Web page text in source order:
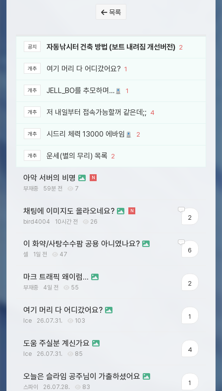
목록
공지 자동낚시터 건축 방법 (보트 내려짐 개선버전) 2
개추 여기 머리 다 어디갔어요? 1
개추 JELL_BO를 추모하며… 1
개추 저 내일부터 접속가능할꺼 같은데;; 4
개추 시드리 체력 13000 에바임 2
개추 운세(별의 무리) 목록 2
아악 서버의 비명 N
부재중 59분 전 7
채팅에 이미지도 올라오네요? N
bird4004 10시간 전 26
2
이 화약/사탕수수팜 공용 아니였나요?
셀 1일 전 47
6
마크 트래픽 왜이럼...
부재중 4일 전 55
2
여기 머리 다 어디갔어요?
Ice 26.07.31. 103
1
도움 주실분 계신가요
Ice 26.07.31. 85
4
오늘은 슬라임 공주님이 가출하셨어요
스파이 26.07.28. 83
1